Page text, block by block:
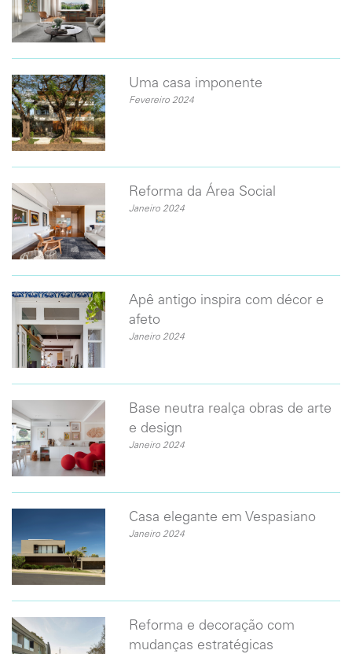
Uma casa imponente
Fevereiro 2024
Reforma da Área Social
Janeiro 2024
​Apê antigo inspira com décor e
afeto
Janeiro 2024
Base neutra realça obras de arte
e design
Janeiro 2024
Casa elegante em Vespasiano
Janeiro 2024
Reforma e decoração com
mudanças estratégicas